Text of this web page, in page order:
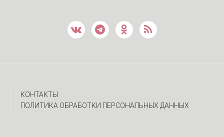
КОНТАКТЫ
ПОЛИТИКА ОБРАБОТКИ ПЕРСОНАЛЬНЫХ ДАННЫХ